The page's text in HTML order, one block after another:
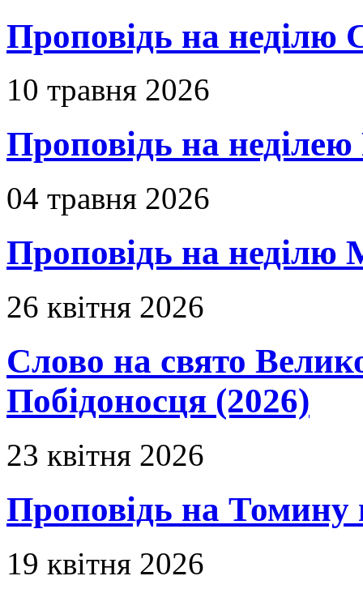
Проповідь на неділю
10 травня 2026
Проповідь на неділею
04 травня 2026
Проповідь на неділю
26 квітня 2026
Слово на свято
Побідоносця (2026)
23 квітня 2026
Проповідь на Томину
19 квітня 2026